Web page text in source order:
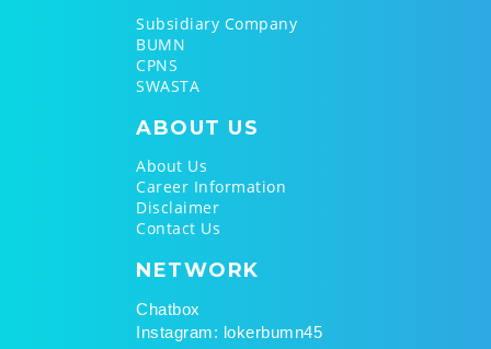
Subsidiary Company
BUMN
CPNS
SWASTA
ABOUT US
About Us
Career Information
Disclaimer
Contact Us
NETWORK
Chatbox
Instagram: lokerbumn45